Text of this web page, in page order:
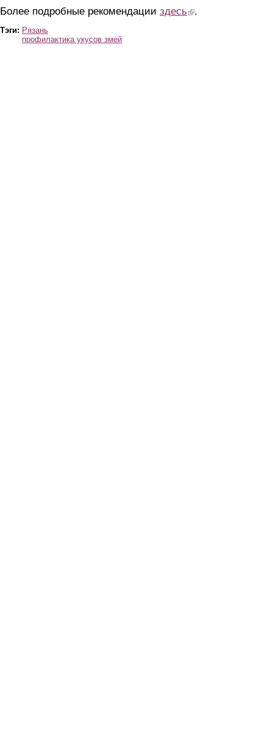
Более подробные рекомендации здесь (link is external)
.
Тэги: Рязань
профилактика укусов змей